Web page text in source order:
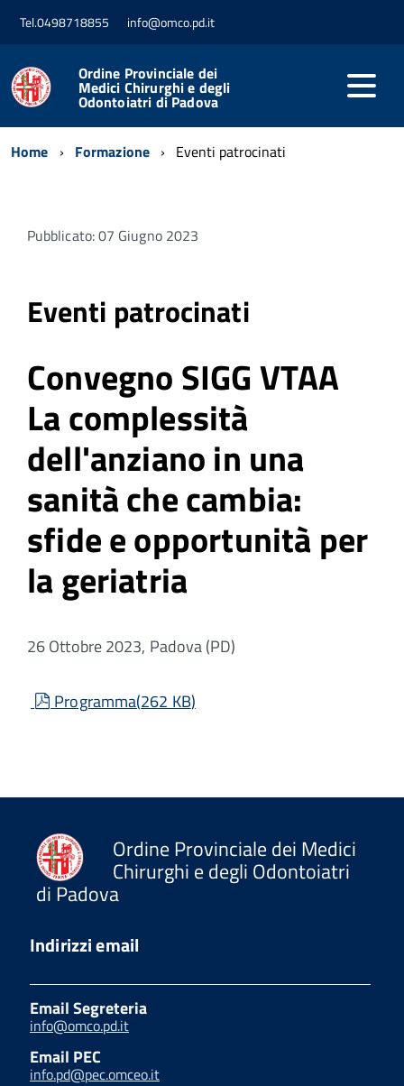
Tel.0498718855 info@omco.pd.it
Ordine Provinciale dei
Medici Chirurghi e degli
Odontoiatri di Padova
Home Formazione Eventi patrocinati
Pubblicato: 07 Giugno 2023
Eventi patrocinati
Convegno SIGG VTAA
La complessità
dell'anziano in una
sanità che cambia:
sfide e opportunità per
la geriatria
26 Ottobre 2023, Padova (PD)
pdf
Programma(262 KB)
Ordine Provinciale dei Medici
Chirurghi e degli Odontoiatri
di Padova
Indirizzi email
Email Segreteria
info@omco.pd.it
Email PEC
info.pd@pec.omceo.it